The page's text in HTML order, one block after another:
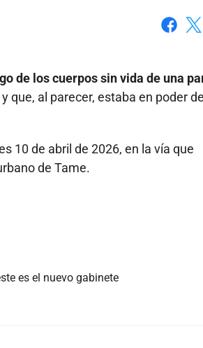
de los cuerpos sin vida de una
y que, al parecer, estaba en poder de
10 de abril de 2026, en la vía que
de Tame.
es el nuevo gabinete